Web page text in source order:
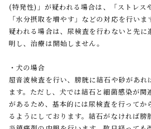
(特発性)」が疑われる場合は、「ストレス
「水分摂取を増やす」などの対応を行い
疑われる場合は、尿検査を行わないと先に
明し、治療は開始しません。
・犬の場合
超音波検査を行い、膀胱に結石や砂があれ
ます。ただし、犬では結石と細菌感染が関
があるため、基本的には尿検査を行ってか
るようにしております。結石がなければ膀